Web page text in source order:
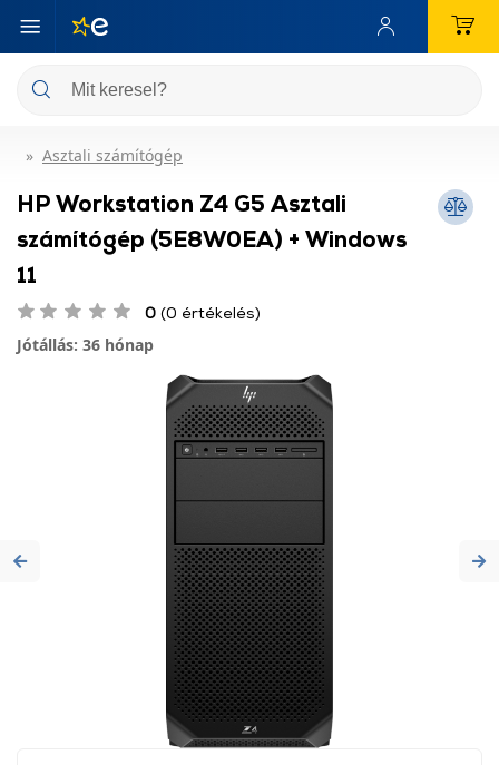
Asztali számítógép
HP Workstation Z4 G5 Asztali
számítógép (5E8W0EA) + Windows
11
0 (0 értékelés)
Jótállás: 36 hónap
Previous